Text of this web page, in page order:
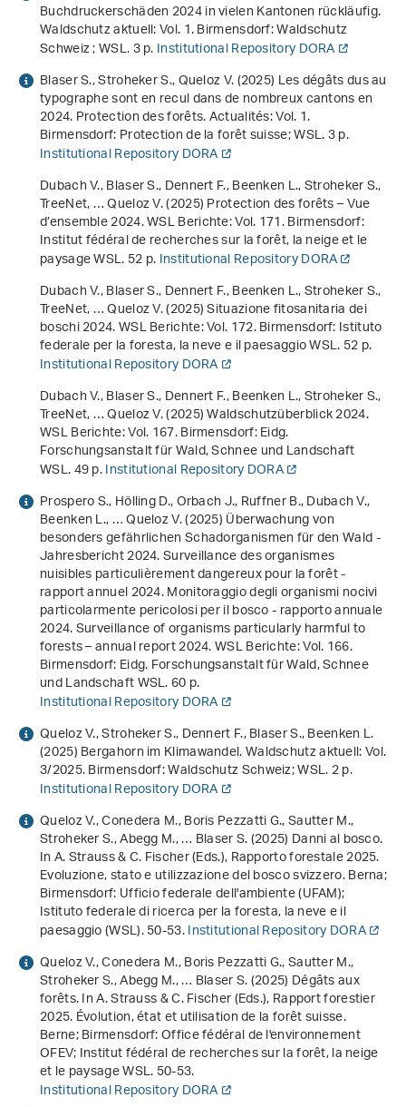
Buchdruckerschäden 2024 in vielen Kantonen rückläufig.
Waldschutz aktuell: Vol. 1. Birmensdorf: Waldschutz
Schweiz ; WSL. 3 p.Institutional Repository DORA
Blaser S., Stroheker S., Queloz V. (2025)Les dégâts dus au
typographe sont en recul dans de nombreux cantons en
2024. Protection des forêts. Actualités: Vol. 1.
Birmensdorf: Protection de la forêt suisse; WSL. 3 p.
Institutional Repository DORA
Dubach V., Blaser S., Dennert F., Beenken L., Stroheker S.,
TreeNet, … Queloz V. (2025)Protection des forêts – Vue
d’ensemble 2024. WSL Berichte: Vol. 171. Birmensdorf:
Institut fédéral de recherches sur la forêt, la neige et le
paysage WSL. 52 p.Institutional Repository DORA
Dubach V., Blaser S., Dennert F., Beenken L., Stroheker S.,
TreeNet, … Queloz V. (2025)Situazione fitosanitaria dei
boschi 2024. WSL Berichte: Vol. 172. Birmensdorf: Istituto
federale per la foresta, la neve e il paesaggio WSL. 52 p.
Institutional Repository DORA
Dubach V., Blaser S., Dennert F., Beenken L., Stroheker S.,
TreeNet, … Queloz V. (2025)Waldschutzüberblick 2024.
WSL Berichte: Vol. 167. Birmensdorf: Eidg.
Forschungsanstalt für Wald, Schnee und Landschaft
WSL. 49 p.Institutional Repository DORA
Prospero S., Hölling D., Orbach J., Ruffner B., Dubach V.,
Beenken L., … Queloz V. (2025)Überwachung von
besonders gefährlichen Schadorganismen für den Wald -
Jahresbericht 2024. Surveillance des organismes
nuisibles particulièrement dangereux pour la forêt -
rapport annuel 2024. Monitoraggio degli organismi nocivi
particolarmente pericolosi per il bosco - rapporto annuale
2024. Surveillance of organisms particularly harmful to
forests – annual report 2024. WSL Berichte: Vol. 166.
Birmensdorf: Eidg. Forschungsanstalt für Wald, Schnee
und Landschaft WSL. 60 p.
Institutional Repository DORA
Queloz V., Stroheker S., Dennert F., Blaser S., Beenken L.
(2025)Bergahorn im Klimawandel. Waldschutz aktuell: Vol.
3/2025. Birmensdorf: Waldschutz Schweiz; WSL. 2 p.
Institutional Repository DORA
Queloz V., Conedera M., Boris Pezzatti G., Sautter M.,
Stroheker S., Abegg M., … Blaser S. (2025) Danni al bosco.
In A. Strauss & C. Fischer (Eds.),Rapporto forestale 2025.
Evoluzione, stato e utilizzazione del bosco svizzero. Berna;
Birmensdorf: Ufficio federale dell'ambiente (UFAM);
Istituto federale di ricerca per la foresta, la neve e il
paesaggio (WSL). 50-53.Institutional Repository DORA
Queloz V., Conedera M., Boris Pezzatti G., Sautter M.,
Stroheker S., Abegg M., … Blaser S. (2025) Dégâts aux
forêts. In A. Strauss & C. Fischer (Eds.),Rapport forestier
2025. Évolution, état et utilisation de la forêt suisse.
Berne; Birmensdorf: Office fédéral de l'environnement
OFEV; Institut fédéral de recherches sur la forêt, la neige
et le paysage WSL. 50-53.
Institutional Repository DORA